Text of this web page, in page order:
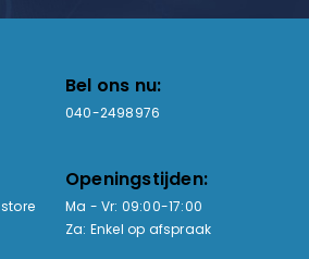
Bel ons nu:
040-2498976
Openingstijden:
Ma - Vr: 09:00-17:00
Za: Enkel op afspraak